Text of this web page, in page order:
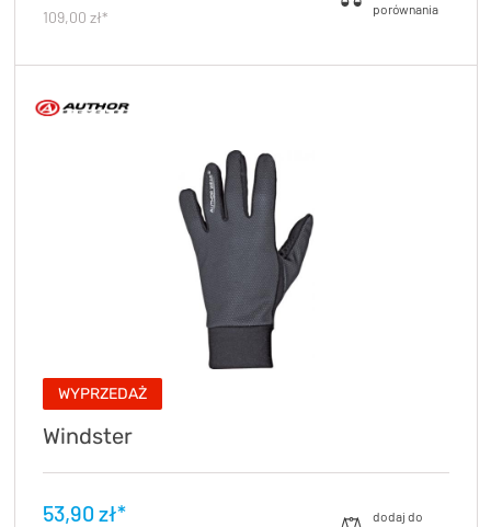
109,00 zł*
WYPRZEDAŻ
Windster
53,90 zł*